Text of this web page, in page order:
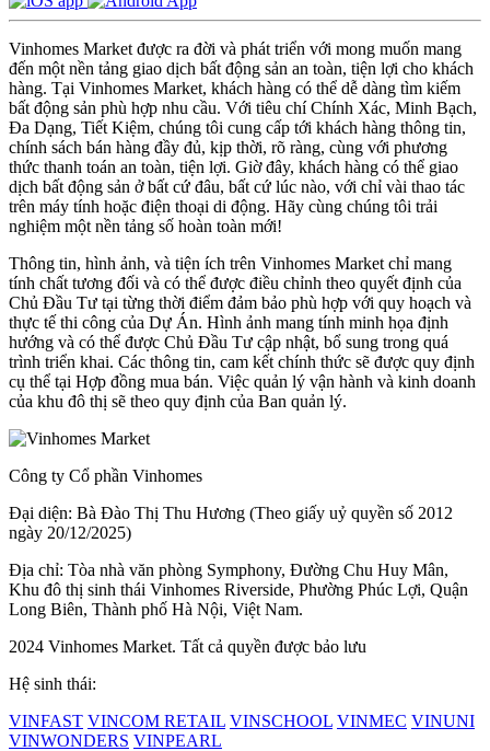
Vinhomes Market được ra đời và phát triển với mong muốn mang
đến một nền tảng giao dịch bất động sản an toàn, tiện lợi cho khách
hàng. Tại Vinhomes Market, khách hàng có thể dễ dàng tìm kiếm
bất động sản phù hợp nhu cầu. Với tiêu chí Chính Xác, Minh Bạch,
Đa Dạng, Tiết Kiệm, chúng tôi cung cấp tới khách hàng thông tin,
chính sách bán hàng đầy đủ, kịp thời, rõ ràng, cùng với phương
thức thanh toán an toàn, tiện lợi. Giờ đây, khách hàng có thể giao
dịch bất động sản ở bất cứ đâu, bất cứ lúc nào, với chỉ vài thao tác
trên máy tính hoặc điện thoại di động. Hãy cùng chúng tôi trải
nghiệm một nền tảng số hoàn toàn mới!
Thông tin, hình ảnh, và tiện ích trên Vinhomes Market chỉ mang
tính chất tương đối và có thể được điều chỉnh theo quyết định của
Chủ Đầu Tư tại từng thời điểm đảm bảo phù hợp với quy hoạch và
thực tế thi công của Dự Án. Hình ảnh mang tính minh họa định
hướng và có thể được Chủ Đầu Tư cập nhật, bổ sung trong quá
trình triển khai. Các thông tin, cam kết chính thức sẽ được quy định
cụ thể tại Hợp đồng mua bán. Việc quản lý vận hành và kinh doanh
của khu đô thị sẽ theo quy định của Ban quản lý.
Công ty Cổ phần Vinhomes
Đại diện: Bà Đào Thị Thu Hương (Theo giấy uỷ quyền số 2012
ngày 20/12/2025)
Địa chỉ: Tòa nhà văn phòng Symphony, Đường Chu Huy Mân,
Khu đô thị sinh thái Vinhomes Riverside, Phường Phúc Lợi, Quận
Long Biên, Thành phố Hà Nội, Việt Nam.
2024 Vinhomes Market. Tất cả quyền được bảo lưu
Hệ sinh thái:
VINFAST VINCOM RETAIL VINSCHOOL VINMEC VINUNI
VINWONDERS VINPEARL